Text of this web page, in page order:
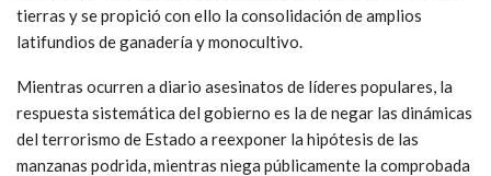
tierras y se propició con ello la consolidación de amplios
latifundios de ganadería y monocultivo.
Mientras ocurren a diario asesinatos de líderes populares, la
respuesta sistemática del gobierno es la de negar las dinámicas
del terrorismo de Estado a reexponer la hipótesis de las
manzanas podrida, mientras niega públicamente la comprobada